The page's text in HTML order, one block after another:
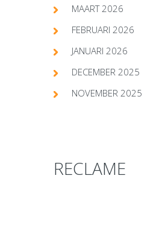
MAART 2026
FEBRUARI 2026
JANUARI 2026
DECEMBER 2025
NOVEMBER 2025
RECLAME